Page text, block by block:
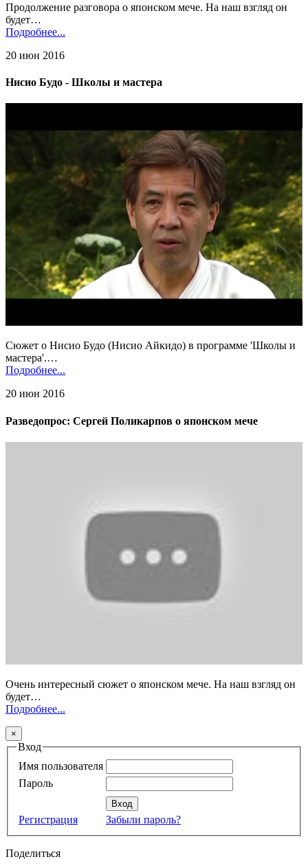
Продолжение разговора о японском мече. На наш взгляд он
будет…
Подробнее...
20 июн 2016
Нисио Будо - Школы и мастера
Сюжет о Нисио Будо (Нисио Айкидо) в программе 'Школы и
мастера'.…
Подробнее...
20 июн 2016
Разведопрос: Сергей Поликарпов о японском мече
Очень интересный сюжет о японском мече. На наш взгляд он
будет…
Подробнее...
×
Вход
Имя пользователя
Пароль
Регистрация Забыли пароль?
Поделиться